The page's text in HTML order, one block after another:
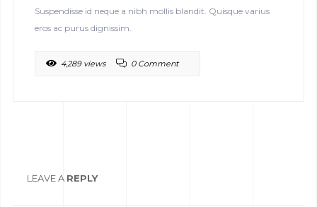
Suspendisse id neque a nibh mollis blandit. Quisque varius
eros ac purus dignissim.
4,289 views 0 Comment
LEAVE A REPLY